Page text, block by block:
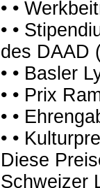
• •
• •
des DAAD
• • Basler
• • Prix
• •
• •
Diese
Schweizer